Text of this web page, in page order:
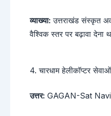
व्याख्या: उत्तराखंड संस्कृत
वैश्विक स्तर पर बढ़ावा देना
4. चारधाम हेलीकॉप्टर
उत्तर: GAGAN-Sat